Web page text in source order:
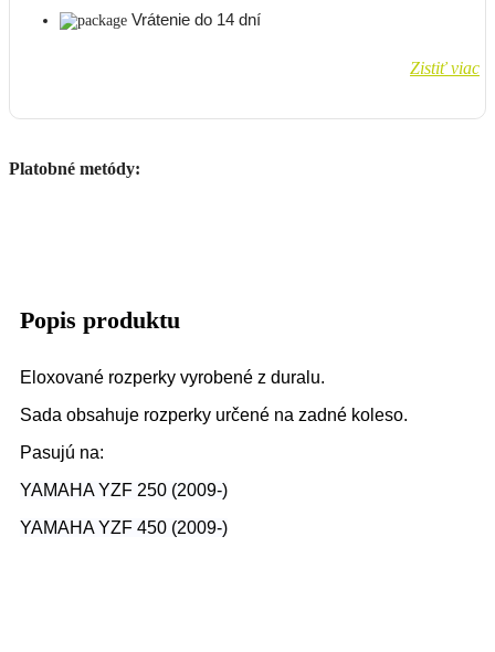
Vrátenie do 14 dní
Zistiť viac
Platobné metódy:
Popis produktu
Eloxované rozperky vyrobené z duralu.
Sada obsahuje rozperky určené na zadné koleso.
Pasujú na:
YAMAHA YZF 250 (2009-)
YAMAHA YZF 450 (2009-)